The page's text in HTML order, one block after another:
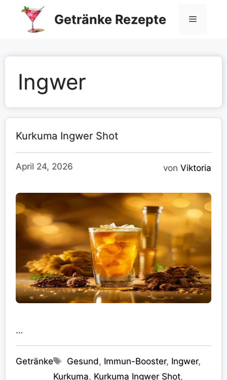
springen
Getränke Rezepte Menü
Ingwer
Kurkuma Ingwer Shot
April 24, 2026 von Viktoria
…
Kategorien
Getränke Schlagwörter
Gesund, Immun-Booster, Ingwer,
Kurkuma, Kurkuma Ingwer Shot,